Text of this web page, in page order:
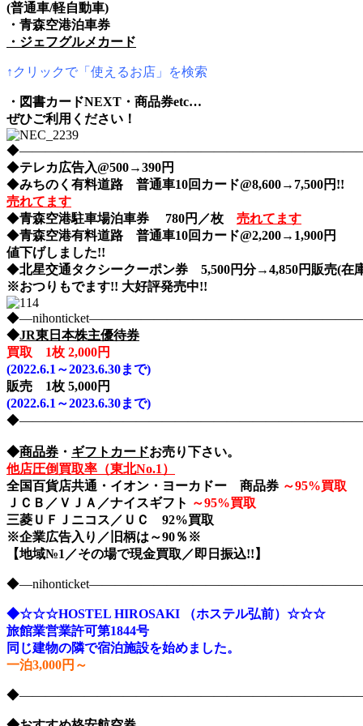
(普通車/軽自動車)
・青森空港泊車券
・ジェフグルメカード
↑クリックで「使えるお店」を検索
・図書カードNEXT・商品券etc…
ぜひご利用ください！
◆テレカ広告入@500→390円
◆みちのく有料道路 普通車10回カード@8,600→7,500円!!
売れてます
◆青森空港駐車場泊車券 780円／枚
売れてます
◆青森空港有料道路 普通車10回カード@2,200→1,900円
値下げしました!!
◆北星交通タクシークーポン券 5,500円分→4,850円販売(在
※おつりもでます!! 大好評発売中!!
◆JR東日本株主優待券
買取 1枚 2,000円
(2022.6.1～2023.6.30まで)
販売 1枚 5,000円
(2022.6.1～2023.6.30まで)
◆商品券 ・ ギフトカードお売り下さい。
他店圧倒買取率（東北No.1）
全国百貨店共通・イオン・ヨーカドー 商品券 ～95%買取
ＪＣＢ／ＶＪＡ／ナイスギフト ～95%買取
三菱ＵＦＪニコス／ＵＣ 92%買取
※企業広告入り／旧柄は～90％※
【地域№1／その場で現金買取／即日振込!!】
◆☆☆☆HOSTEL HIROSAKI （ホステル弘前）☆☆☆
旅館業営業許可第1844号
同じ建物の隣で宿泊施設を始めました。
一泊3,000円～